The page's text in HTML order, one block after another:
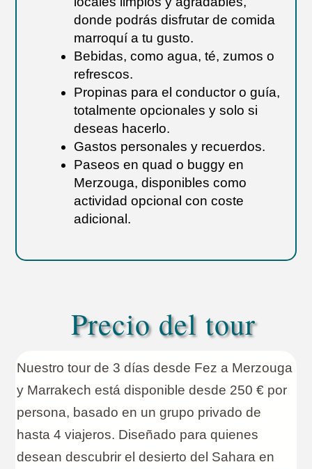
donde podrás disfrutar de comida
marroquí a tu gusto.
Bebidas, como agua, té, zumos o
refrescos.
Propinas para el conductor o guía,
totalmente opcionales y solo si
deseas hacerlo.
Gastos personales y recuerdos.
Paseos en quad o buggy en
Merzouga, disponibles como
actividad opcional con coste
adicional.
Precio del tour
Nuestro tour de 3 días desde Fez a Merzouga
y Marrakech está disponible desde 250 € por
persona, basado en un grupo privado de
hasta 4 viajeros. Diseñado para quienes
desean descubrir el desierto del Sahara en